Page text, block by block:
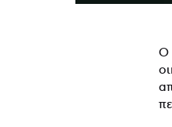
Ο